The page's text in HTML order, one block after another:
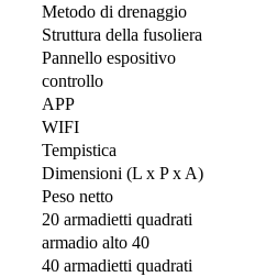
Metodo di drenaggio
Struttura della fusoliera
Pannello espositivo
controllo
APP
WIFI
Tempistica
Dimensioni (L x P x A)
Peso netto
20 armadietti quadrati
armadio alto 40
40 armadietti quadrati